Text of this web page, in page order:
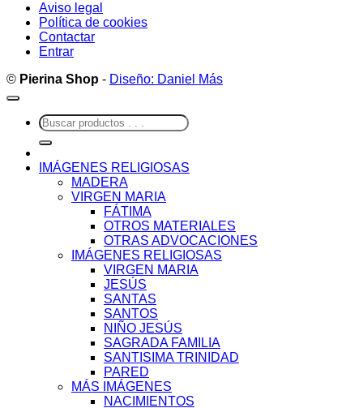
Aviso legal
Política de cookies
Contactar
Entrar
© Pierina Shop - Diseño: Daniel Más
Buscar
por:
IMÁGENES RELIGIOSAS
MADERA
VIRGEN MARIA
FÁTIMA
OTROS MATERIALES
OTRAS ADVOCACIONES
IMÁGENES RELIGIOSAS
VIRGEN MARIA
JESÚS
SANTAS
SANTOS
NIÑO JESÚS
SAGRADA FAMILIA
SANTISIMA TRINIDAD
PARED
MÁS IMÁGENES
NACIMIENTOS